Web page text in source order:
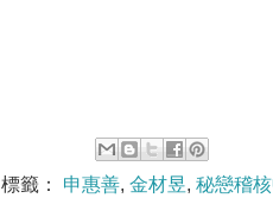
標籤： 申惠善, 金材昱, 秘戀稽